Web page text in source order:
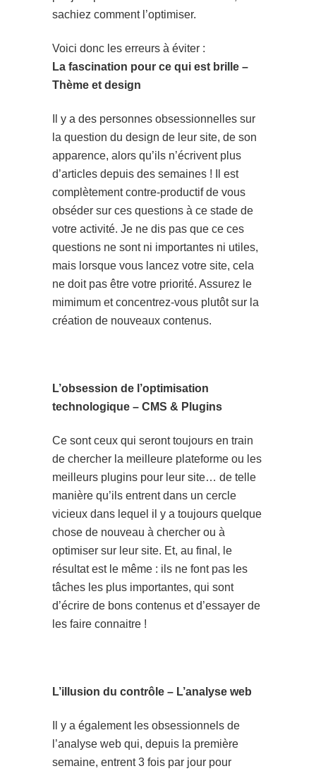
sachiez comment l’optimiser.
Voici donc les erreurs à éviter :
La fascination pour ce qui est brille –
Thème et design
Il y a des personnes obsessionnelles sur
la question du design de leur site, de son
apparence, alors qu’ils n’écrivent plus
d’articles depuis des semaines ! Il est
complètement contre-productif de vous
obséder sur ces questions à ce stade de
votre activité. Je ne dis pas que ce ces
questions ne sont ni importantes ni utiles,
mais lorsque vous lancez votre site, cela
ne doit pas être votre priorité. Assurez le
mimimum et concentrez-vous plutôt sur la
création de nouveaux contenus.
L’obsession de l’optimisation
technologique – CMS & Plugins
Ce sont ceux qui seront toujours en train
de chercher la meilleure plateforme ou les
meilleurs plugins pour leur site… de telle
manière qu’ils entrent dans un cercle
vicieux dans lequel il y a toujours quelque
chose de nouveau à chercher ou à
optimiser sur leur site. Et, au final, le
résultat est le même : ils ne font pas les
tâches les plus importantes, qui sont
d’écrire de bons contenus et d’essayer de
les faire connaitre !
L’illusion du contrôle – L’analyse web
Il y a également les obsessionnels de
l’analyse web qui, depuis la première
semaine, entrent 3 fois par jour pour